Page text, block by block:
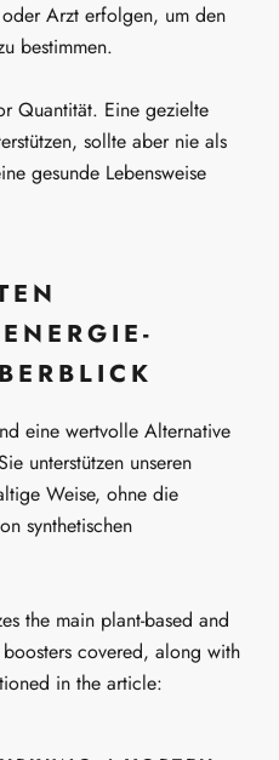
Arzt erfolgen, um den
bestimmen.
Quantität. Eine gezielte
sollte aber nie als
gesunde Lebensweise
eine wertvolle Alternative
unterstützen unseren
Weise, ohne die
synthetischen
the main plant-based and
covered, along with
in the article: